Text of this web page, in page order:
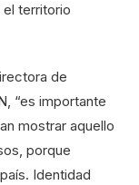
territorio
de
“es importante
mostrar aquello
porque
Identidad